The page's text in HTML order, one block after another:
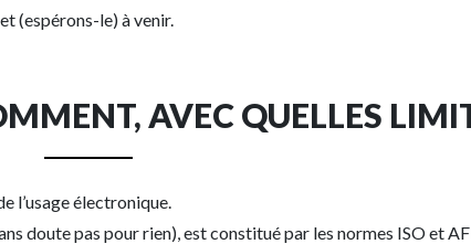
(espérons-le) à venir.
AVEC QUELLES
l’usage électronique.
doute pas pour rien), est constitué par les normes ISO et